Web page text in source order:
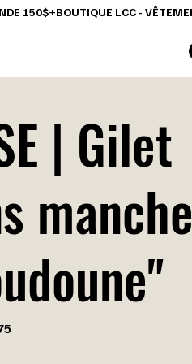
150$+
| Gilet
manche